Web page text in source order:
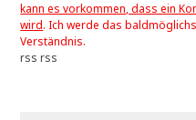
kann es vorkommen, dass ein
wird. Ich werde das
Verständnis.
rss rss